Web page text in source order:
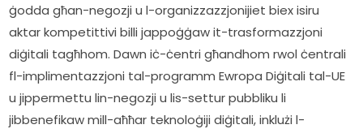
ġodda għan-negozji u l-organizzazzjonijiet biex isiru
aktar kompetittivi billi jappoġġaw it-trasformazzjoni
diġitali tagħhom. Dawn iċ-ċentri għandhom rwol ċentrali
fl-implimentazzjoni tal-programm Ewropa Diġitali tal-UE
u jippermettu lin-negozji u lis-settur pubbliku li
jibbenefikaw mill-aħħar teknoloġiji diġitali, inklużi l-